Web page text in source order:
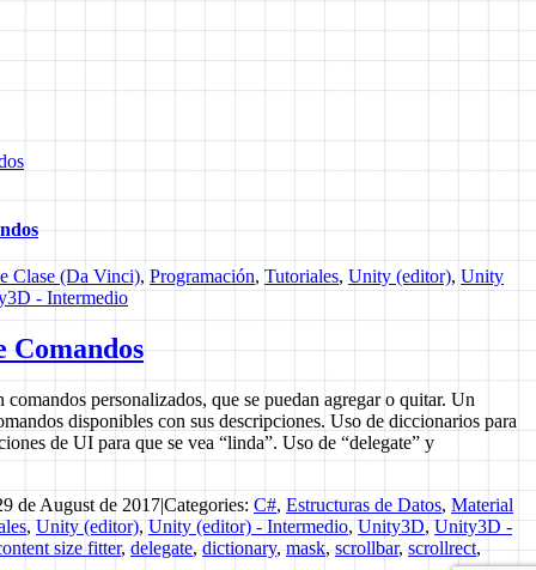
Clase (Da Vinci), Programación, Tutoriales, Unity (editor), Unity
- Intermedio
Comandos
personalizados, que se puedan agregar o quitar. Un
disponibles con sus descripciones. Uso de diccionarios para
de UI para que se vea “linda”. Uso de “delegate” y
de August de 2017|Categories: C#, Estructuras de Datos, Material
, Unity (editor), Unity (editor) - Intermedio, Unity3D, Unity3D -
size fitter, delegate, dictionary, mask, scrollbar, scrollrect,